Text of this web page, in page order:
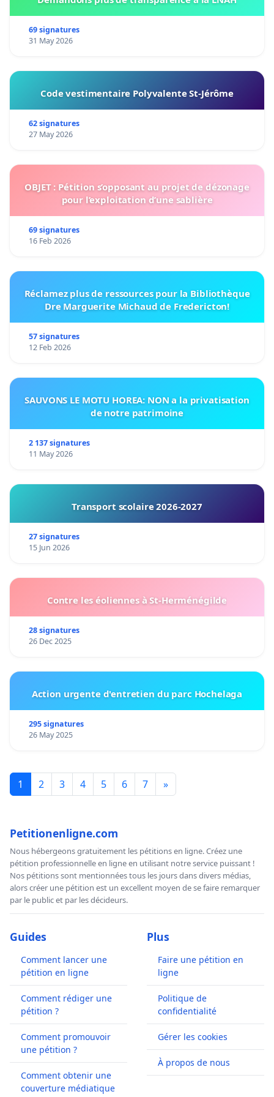
69 signatures
31 May 2026
Code vestimentaire Polyvalente St-Jérôme
62 signatures
27 May 2026
OBJET : Pétition s’opposant au projet de dézonage
pour l’exploitation d’une sablière
69 signatures
16 Feb 2026
Réclamez plus de ressources pour la Bibliothèque
Dre Marguerite Michaud de Fredericton!
57 signatures
12 Feb 2026
SAUVONS LE MOTU HOREA: NON a la privatisation
de notre patrimoine
2 137 signatures
11 May 2026
Transport scolaire 2026-2027
27 signatures
15 Jun 2026
Contre les éoliennes à St-Herménégilde
28 signatures
26 Dec 2025
Action urgente d'entretien du parc Hochelaga
295 signatures
26 May 2025
1 2 3 4 5 6 7 »
Petitionenligne.com
Nous hébergeons gratuitement les pétitions en ligne. Créez une
pétition professionnelle en ligne en utilisant notre service puissant !
Nos pétitions sont mentionnées tous les jours dans divers médias,
alors créer une pétition est un excellent moyen de se faire remarquer
par le public et par les décideurs.
Guides
Comment lancer une
pétition en ligne
Comment rédiger une
pétition ?
Comment promouvoir
une pétition ?
Comment obtenir une
couverture médiatique
Plus
Faire une pétition en
ligne
Politique de
confidentialité
Gérer les cookies
À propos de nous